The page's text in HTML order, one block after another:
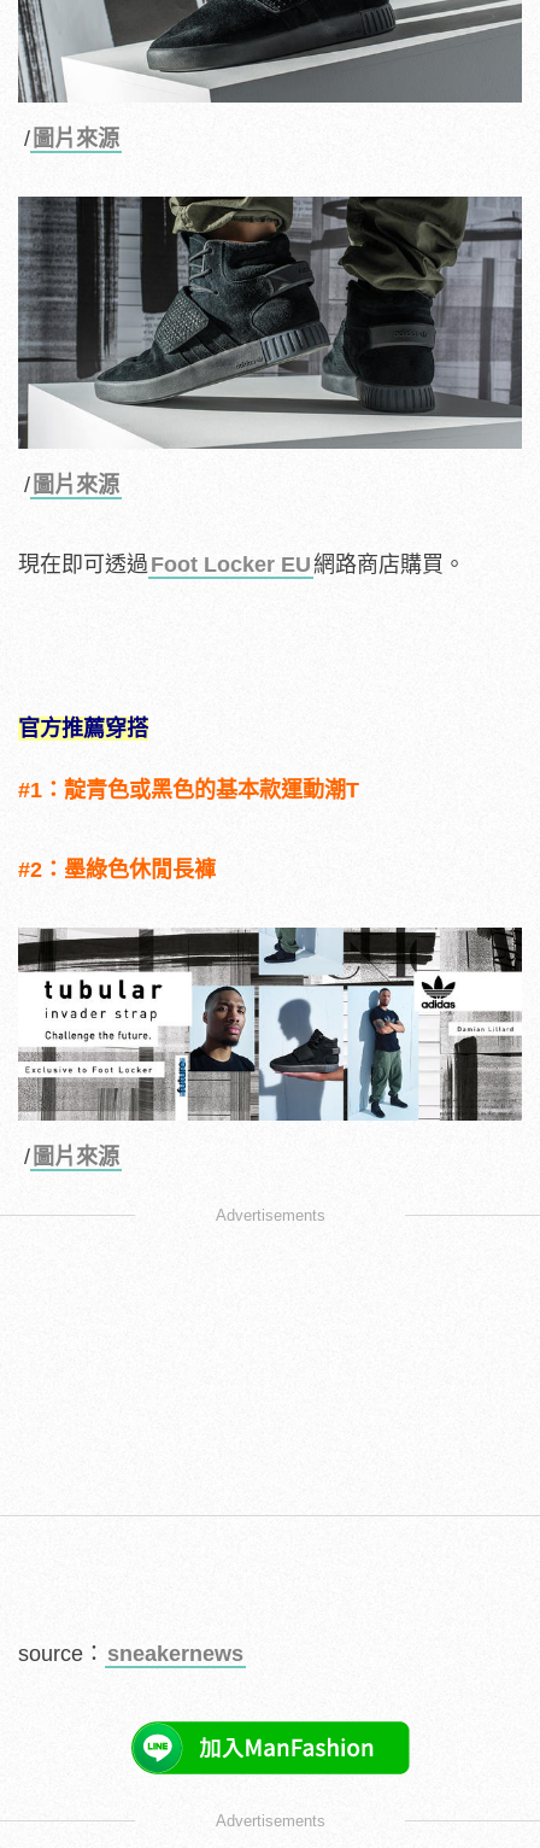
/ 圖片來源
/ 圖片來源
現在即可透過 Foot Locker EU網路商店購買。
官方推薦穿搭
#1：靛青色或黑色的基本款運動潮T
#2：墨綠色休閒長褲
/ 圖片來源
Advertisements
source： sneakernews
Advertisements